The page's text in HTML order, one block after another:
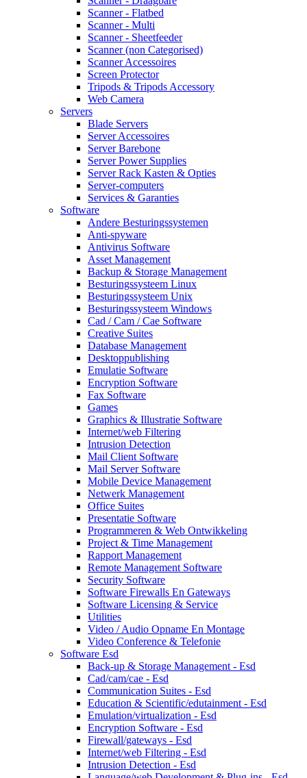
Scanner - Flatbed
Scanner - Multi
Scanner - Sheetfeeder
Scanner (non Categorised)
Scanner Accessoires
Screen Protector
Tripods & Tripods Accessory
Web Camera
Servers
Blade Servers
Server Accessoires
Server Barebone
Server Power Supplies
Server Rack Kasten & Opties
Server-computers
Services & Garanties
Software
Andere Besturingssystemen
Anti-spyware
Antivirus Software
Asset Management
Backup & Storage Management
Besturingssysteem Linux
Besturingssysteem Unix
Besturingssysteem Windows
Cad / Cam / Cae Software
Creative Suites
Database Management
Desktoppublishing
Emulatie Software
Encryption Software
Fax Software
Games
Graphics & Illustratie Software
Internet/web Filtering
Intrusion Detection
Mail Client Software
Mail Server Software
Mobile Device Management
Netwerk Management
Office Suites
Presentatie Software
Programmeren & Web Ontwikkeling
Project & Time Management
Rapport Management
Remote Management Software
Security Software
Software Firewalls En Gateways
Software Licensing & Service
Utilities
Video / Audio Opname En Montage
Video Conference & Telefonie
Software Esd
Back-up & Storage Management - Esd
Cad/cam/cae - Esd
Communication Suites - Esd
Education & Scientific/edutainment - Esd
Emulation/virtualization - Esd
Encryption Software - Esd
Firewall/gateways - Esd
Internet/web Filtering - Esd
Intrusion Detection - Esd